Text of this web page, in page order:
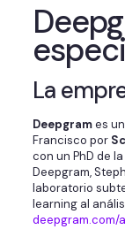
La
Deepgrames
Francisco por
con un PhD de
Deepgram,
laboratorio
learning al
deepgram.com/